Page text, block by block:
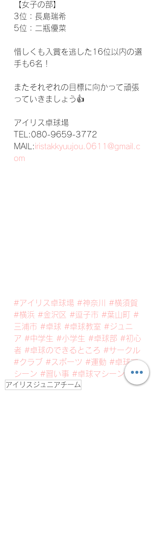
【女子の部】
3位：長島瑞希
5位：二瓶優菜
惜しくも入賞を逃した16位以内の選
手も6名！
またそれぞれの目標に向かって頑張
っていきましょう👍
アイリス卓球場
TEL:080-9659-3772
MAIL:iristakkyuujou.0611@gmail.c
om
#アイリス卓球場 #神奈川
#横須賀
#横浜 #金沢区 #逗子市 #葉山町
#
三浦市 #卓球 #卓球教室 #ジュニ
ア #中学生 #小学生 #卓球部 #初心
者 #卓球のできるところ #サークル
#クラブ #スポーツ #運動 #卓球マ
シーン #習い事 #卓球マシーン
アイリスジュニアチーム